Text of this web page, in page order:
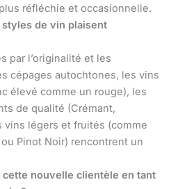
réfléchie et occasionnelle.
styles de vin plaisent
par l’originalité et les
cépages autochtones, les vins
élevé comme un rouge), les
de qualité (Crémant,
vins légers et fruités (comme
Pinot Noir) rencontrent un
cette nouvelle clientèle en tant